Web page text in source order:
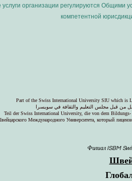
услуги организации регулируются Общими
компетентной
Part of the Swiss International University SIU which is
من قبل مجلس التعليم والثقافة في سويسرا
Teil der Swiss International University, die von dem
Международного Университета, который
Филиал ISBM